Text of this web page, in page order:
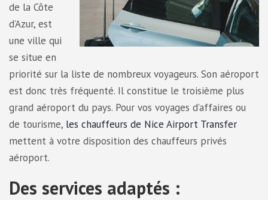
de la Côte
d’Azur, est
une ville qui
se situe en
priorité sur la liste de nombreux voyageurs. Son aéroport
est donc très fréquenté. Il constitue le troisième plus
grand aéroport du pays. Pour vos voyages d’affaires ou
de tourisme, les chauffeurs de Nice Airport Transfer
mettent à votre disposition des chauffeurs privés
aéroport.
Des services adaptés :